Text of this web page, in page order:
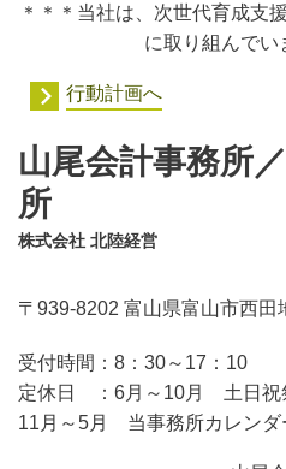
＊＊＊当社は、次世代育成支
に取り組んでい
行動計画へ
山尾会計事務所
所
株式会社 北陸経営
〒939-8202 富山県富山市西田
受付時間： 8：30～17：10
定休日 ： 6月～10月 土日祝
11月～5月 当事務所カレンダ